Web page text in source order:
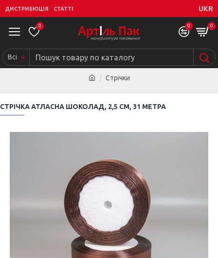
ДИСТРИБЮЦІЯ СТАТТІ UKR
0 0 0
Всі
Стрічки
СТРІЧКА АТЛАСНА ШОКОЛАД, 2,5 СМ, 31 МЕТРА